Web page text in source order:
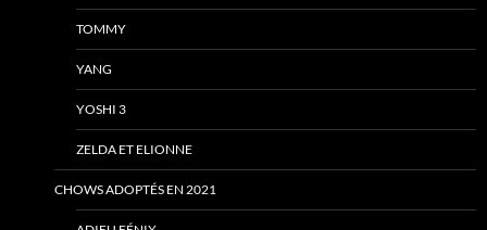
TOMMY
YANG
YOSHI 3
ZELDA ET ELIONNE
CHOWS ADOPTÉS EN 2021